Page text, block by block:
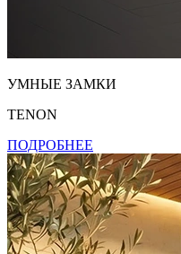
УМНЫЕ ЗАМКИ
TENON
ПОДРОБНЕЕ